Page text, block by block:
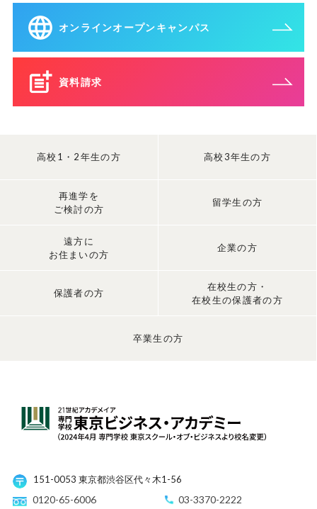
オンラインオープンキャンパス
資料請求
高校1・2年生の方 高校3年生の方
再進学を
ご検討の方
留学生の方
遠方に
お住まいの方
企業の方
保護者の方
在校生の方・
在校生の保護者の方
卒業生の方
151-0053 東京都渋谷区代々木1-56
0120-65-6006 03-3370-2222